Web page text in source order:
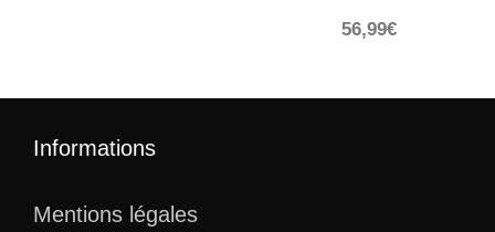
56,99€
Informations
Mentions légales